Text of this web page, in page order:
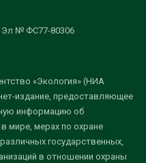
Эл № ФС77-80306
«Экология» (НИА
издание, предоставляющее
информацию об
мире, мерах по охране
государственных,
в отношении охраны